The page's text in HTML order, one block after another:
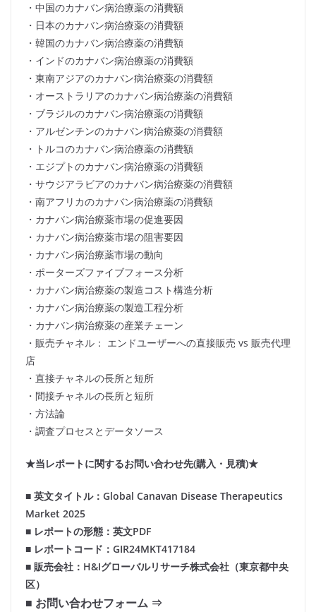
・中国のカナバン病治療薬の消費額
・日本のカナバン病治療薬の消費額
・韓国のカナバン病治療薬の消費額
・インドのカナバン病治療薬の消費額
・東南アジアのカナバン病治療薬の消費額
・オーストラリアのカナバン病治療薬の消費額
・ブラジルのカナバン病治療薬の消費額
・アルゼンチンのカナバン病治療薬の消費額
・トルコのカナバン病治療薬の消費額
・エジプトのカナバン病治療薬の消費額
・サウジアラビアのカナバン病治療薬の消費額
・南アフリカのカナバン病治療薬の消費額
・カナバン病治療薬市場の促進要因
・カナバン病治療薬市場の阻害要因
・カナバン病治療薬市場の動向
・ポーターズファイブフォース分析
・カナバン病治療薬の製造コスト構造分析
・カナバン病治療薬の製造工程分析
・カナバン病治療薬の産業チェーン
・販売チャネル： エンドユーザーへの直接販売 vs 販売代理
店
・直接チャネルの長所と短所
・間接チャネルの長所と短所
・方法論
・調査プロセスとデータソース
★当レポートに関するお問い合わせ先(購入・見積)★
■ 英文タイトル：Global Canavan Disease Therapeutics
Market 2025
■ レポートの形態：英文PDF
■ レポートコード：GIR24MKT417184
■ 販売会社：H&Iグローバルリサーチ株式会社（東京都中央
区）
■ お問い合わせフォーム ⇒